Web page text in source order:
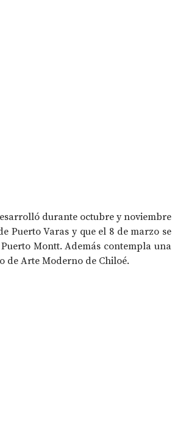
durante octubre y noviembre
Puerto Varas y que el 8 de marzo se
Montt. Además contempla una
de Arte Moderno de Chiloé.